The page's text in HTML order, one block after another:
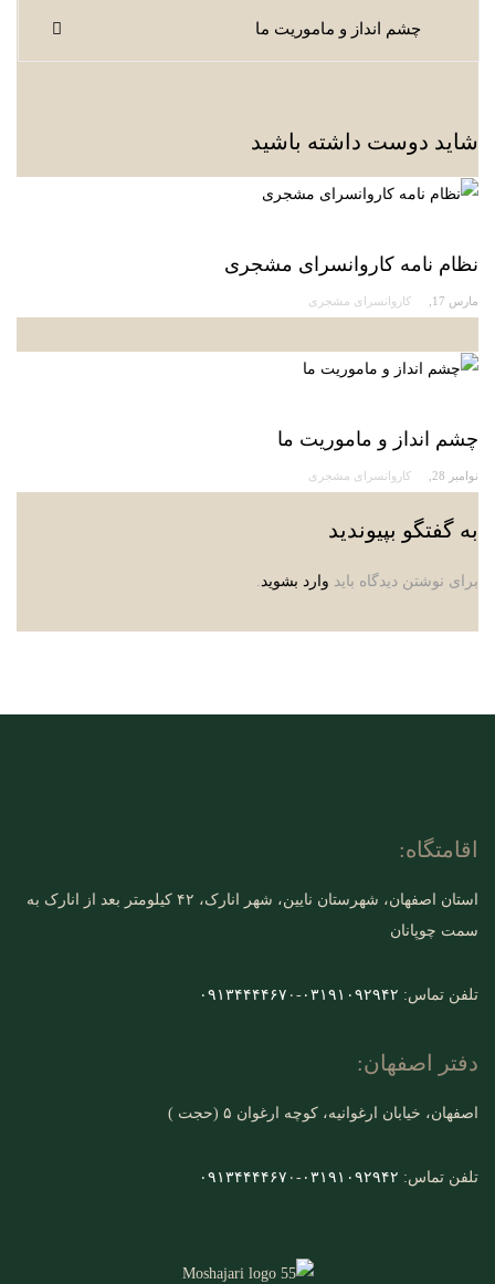
صقحه
مطلب
چشم انداز و ماموریت ما
شاید دوست داشته باشید
نظام نامه کاروانسرای مشجری
مارس 17 کاروانسرای مشجری
چشم انداز و ماموریت ما
نوامبر 28 کاروانسرای مشجری
به گفتگو بپیوندید
برای نوشتن دیدگاه باید وارد بشوید.
اقامتگاه:
استان اصفهان، شهرستان نایین، شهر انارک، ۴۲ کیلومتر بعد از انارک به
سمت چوپانان
تلفن تماس: ۰۳۱۹۱۰۹۲۹۴۲ - ۰۹۱۳۴۴۴۴۶۷ ۰
دفتر اصفهان:
اصفهان، خیابان ارغوانیه، کوچه ارغوان ۵ (حجت )
تلفن تماس: ۰۳۱۹۱۰۹۲۹۴۲ - ۰۹۱۳۴۴۴۴۶۷ ۰